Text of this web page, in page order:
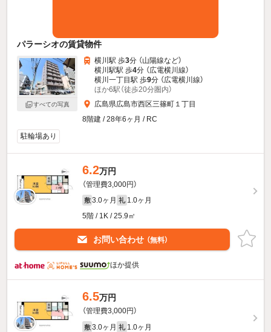
パラーシオの賃貸物件
すべての写真
横川駅 歩3分 （山陽線など）
横川駅駅 歩4分 （広電横川線）
横川一丁目駅 歩9分 （広電横川線）
ほか6駅（徒歩20分圏内）
広島県広島市西区三篠町１丁目
8階建 / 28年6ヶ月 / RC
駐輪場あり
6.2万円
（管理費3,000円）
敷 3.0ヶ月 礼 1.0ヶ月
5階 / 1K / 25.9㎡
お問い合わせ （無料）
ほか提供
6.5万円
（管理費3,000円）
敷 3.0ヶ月 礼 1.0ヶ月